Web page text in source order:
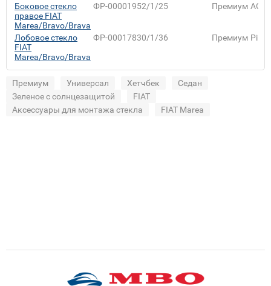
Боковое стекло
правое FIAT
Marea/Bravo/Brava
ФР-00001952/1/25 Премиум AGC
Лобовое стекло
FIAT
Marea/Bravo/Brava
ФР-00017830/1/36 Премиум
Премиум Универсал Хетчбек
Седан
Зеленое с солнцезащитой
FIAT
Аксессуары для монтажа стекла
FIAT Marea